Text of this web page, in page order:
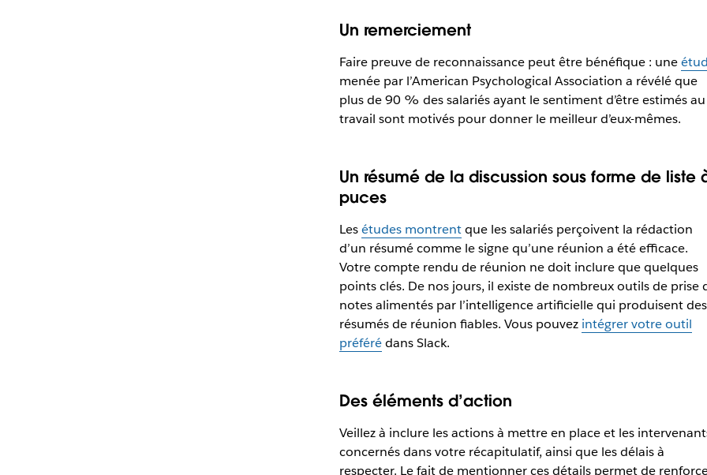
Un remerciement
Faire preuve de reconnaissance peut être bénéfique : une
menée par l’American Psychological Association a révélé que
plus de 90 % des salariés ayant le sentiment d’être estimés au
travail sont motivés pour donner le meilleur d’eux-mêmes.
Un résumé de la discussion sous forme de liste
puces
Lesétudes montrentque les salariés perçoivent la rédaction
d’un résumé comme le signe qu’une réunion a été efficace.
Votre compte rendu de réunion ne doit inclure que quelques
points clés. De nos jours, il existe de nombreux outils de prise
notes alimentés par l’intelligence artificielle qui produisent des
résumés de réunion fiables. Vous pouvez intégrer votre outil
préférédans Slack.
Des éléments d’action
Veillez à inclure les actions à mettre en place et les
concernés dans votre récapitulatif, ainsi que les délais à
respecter. Le fait de mentionner ces détails permet de